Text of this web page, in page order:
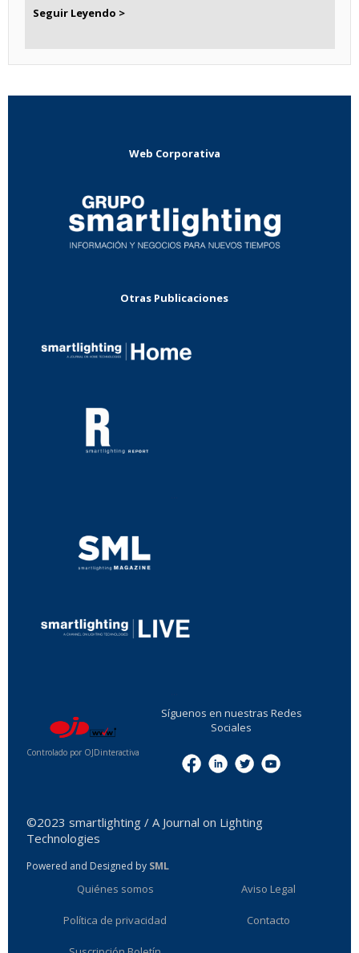
Seguir Leyendo >
Web Corporativa
Otras Publicaciones
Controlado por OJDinteractiva
Síguenos en nuestras Redes
Sociales
©2023 smartlighting / A Journal on Lighting
Technologies
Powered and Designed by SML
Quiénes somos Aviso Legal
Política de privacidad Contacto